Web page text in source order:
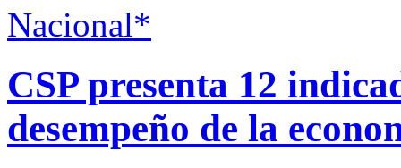
Nacional*
CSP presenta 12
desempeño de la